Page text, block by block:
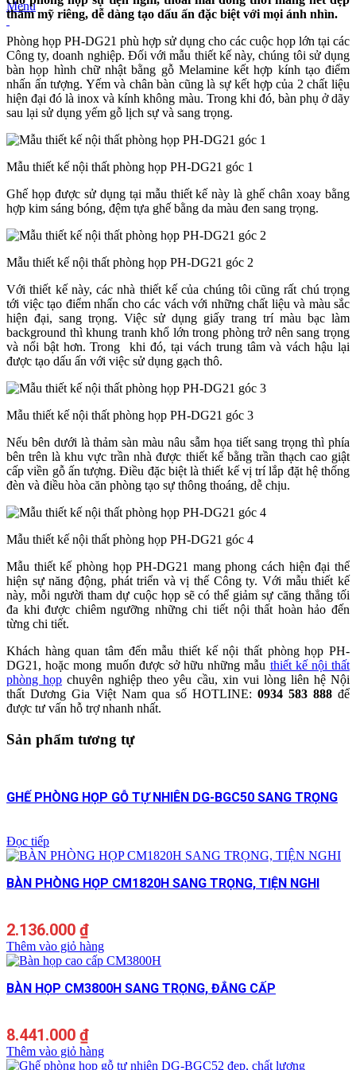
Menu
thẩm mỹ riêng, dễ dàng tạo dấu ấn đặc biệt với mọi ánh nhìn.
Phòng họp PH-DG21 phù hợp sử dụng cho các cuộc họp lớn tại các
Công ty, doanh nghiệp. Đối với mẫu thiết kế này, chúng tôi sử dụng
bàn họp hình chữ nhật bằng gỗ Melamine kết hợp kính tạo điểm
nhấn ấn tượng. Yếm và chân bàn cũng là sự kết hợp của 2 chất liệu
hiện đại đó là inox và kính không màu. Trong khi đó, bàn phụ ở dãy
sau lại sử dụng yếm gỗ lịch sự và sang trọng.
Mẫu thiết kế nội thất phòng họp PH-DG21 góc 1
Ghế họp được sử dụng tại mẫu thiết kế này là ghế chân xoay bằng
hợp kim sáng bóng, đệm tựa ghế bằng da màu đen sang trọng.
Mẫu thiết kế nội thất phòng họp PH-DG21 góc 2
Với thiết kế này, các nhà thiết kế của chúng tôi cũng rất chú trọng
tới việc tạo điểm nhấn cho các vách với những chất liệu và màu sắc
hiện đại, sang trọng. Việc sử dụng giấy trang trí màu bạc làm
background thì khung tranh khổ lớn trong phòng trở nên sang trọng
và nổi bật hơn. Trong khi đó, tại vách trung tâm và vách hậu lại
được tạo dấu ấn với việc sử dụng gạch thô.
Mẫu thiết kế nội thất phòng họp PH-DG21 góc 3
Nếu bên dưới là thảm sàn màu nâu sẫm họa tiết sang trọng thì phía
bên trên là khu vực trần nhà được thiết kế bằng trần thạch cao giật
cấp viền gỗ ấn tượng. Điều đặc biệt là thiết kế vị trí lắp đặt hệ thống
đèn và điều hòa căn phòng tạo sự thông thoáng, dễ chịu.
Mẫu thiết kế nội thất phòng họp PH-DG21 góc 4
Mẫu thiết kế phòng họp PH-DG21 mang phong cách hiện đại thể
hiện sự năng động, phát triển và vị thế Công ty. Với mẫu thiết kế
này, mỗi người tham dự cuộc họp sẽ có thể giảm sự căng thẳng tối
đa khi được chiêm ngưỡng những chi tiết nội thất hoàn hảo đến
từng chi tiết.
Khách hàng quan tâm đến mẫu thiết kế nội thất phòng họp PH-
DG21, hoặc mong muốn được sở hữu những mẫu thiết kế nội thất
phòng họp chuyên nghiệp theo yêu cầu, xin vui lòng liên hệ Nội
thất Dương Gia Việt Nam qua số HOTLINE: 0934 583 888 để
được tư vấn hỗ trợ nhanh nhất.
Sản phẩm tương tự
GHẾ PHÒNG HỌP GỖ TỰ NHIÊN DG-BGC50 SANG TRỌNG
Đọc tiếp
BÀN PHÒNG HỌP CM1820H SANG TRỌNG, TIỆN NGHI
2.136.000 ₫
Thêm vào giỏ hàng
BÀN HỌP CM3800H SANG TRỌNG, ĐẲNG CẤP
8.441.000 ₫
Thêm vào giỏ hàng